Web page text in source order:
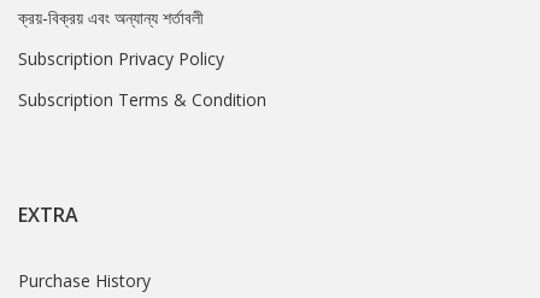
ক্রয়-বিক্রয় এবং অন্যান্য শর্তাবলী
Subscription Privacy Policy
Subscription Terms & Condition
EXTRA
Purchase History